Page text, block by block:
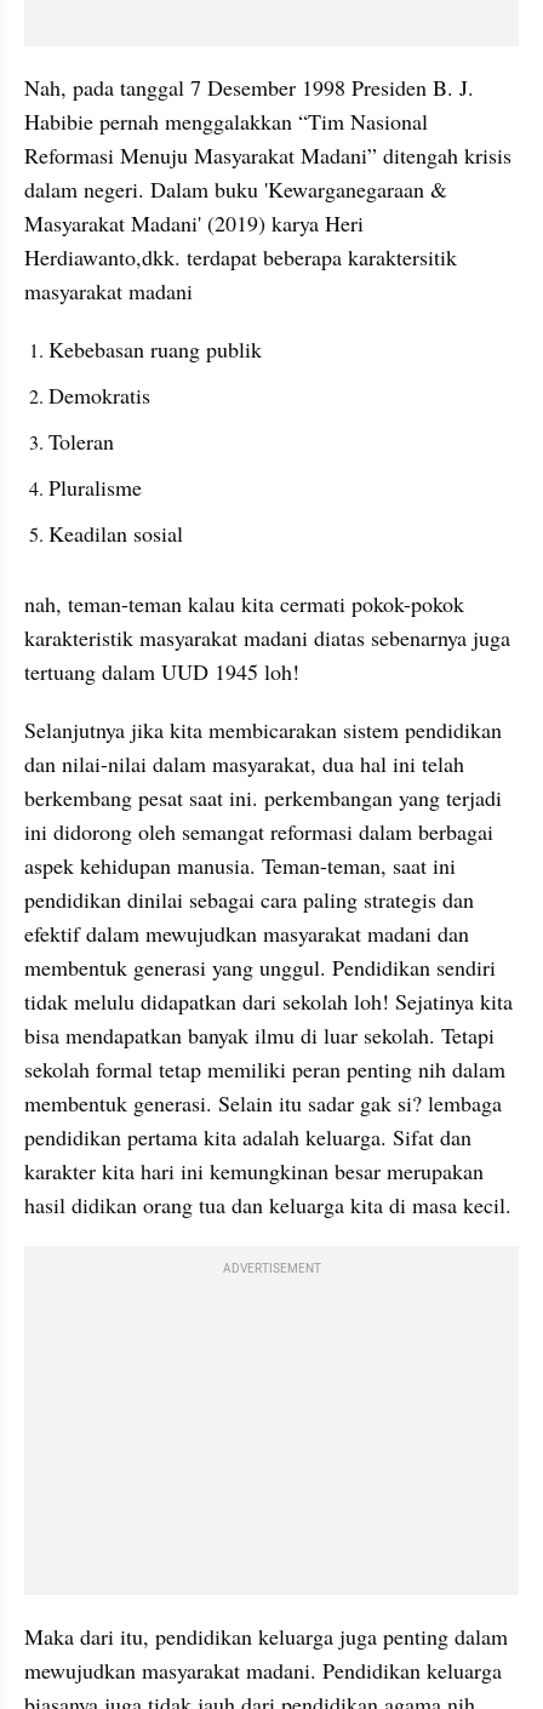
Nah, pada tanggal 7 Desember 1998 Presiden B. J.
Habibie pernah menggalakkan “Tim Nasional
Reformasi Menuju Masyarakat Madani” ditengah krisis
dalam negeri. Dalam buku 'Kewarganegaraan &
Masyarakat Madani' (2019) karya Heri
Herdiawanto,dkk. terdapat beberapa karaktersitik
masyarakat madani
Kebebasan ruang publik
Demokratis
Toleran
Pluralisme
Keadilan sosial
nah, teman-teman kalau kita cermati pokok-pokok
karakteristik masyarakat madani diatas sebenarnya juga
tertuang dalam UUD 1945 loh!
Selanjutnya jika kita membicarakan sistem pendidikan
dan nilai-nilai dalam masyarakat, dua hal ini telah
berkembang pesat saat ini. perkembangan yang terjadi
ini didorong oleh semangat reformasi dalam berbagai
aspek kehidupan manusia. Teman-teman, saat ini
pendidikan dinilai sebagai cara paling strategis dan
efektif dalam mewujudkan masyarakat madani dan
membentuk generasi yang unggul. Pendidikan sendiri
tidak melulu didapatkan dari sekolah loh! Sejatinya kita
bisa mendapatkan banyak ilmu di luar sekolah. Tetapi
sekolah formal tetap memiliki peran penting nih dalam
membentuk generasi. Selain itu sadar gak si? lembaga
pendidikan pertama kita adalah keluarga. Sifat dan
karakter kita hari ini kemungkinan besar merupakan
hasil didikan orang tua dan keluarga kita di masa kecil.
ADVERTISEMENT
Maka dari itu, pendidikan keluarga juga penting dalam
mewujudkan masyarakat madani. Pendidikan keluarga